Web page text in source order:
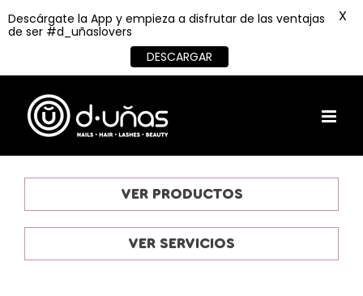
content
VER PRODUCTOS
VER SERVICIOS
Descárgate la App y empieza a disfrutar de las ventajas
de ser #d_uñaslovers
DESCARGAR
X